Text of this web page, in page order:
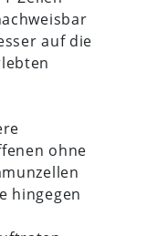
auf die
ohne
hingegen